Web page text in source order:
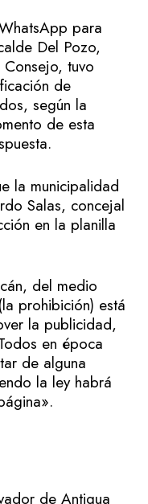
para
Del Pozo,
tuvo
de
según la
de esta
la municipalidad
Salas, concejal
en la planilla
del medio
prohibición) está
la publicidad,
en época
de alguna
la ley habrá
de Antigua